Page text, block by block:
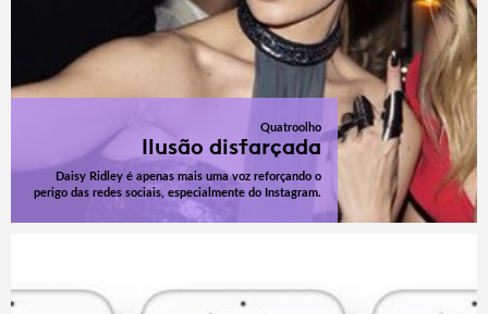
Quatroolho
Ilusão disfarçada
Daisy Ridley é apenas mais uma voz reforçando o
perigo das redes sociais, especialmente do Instagram.